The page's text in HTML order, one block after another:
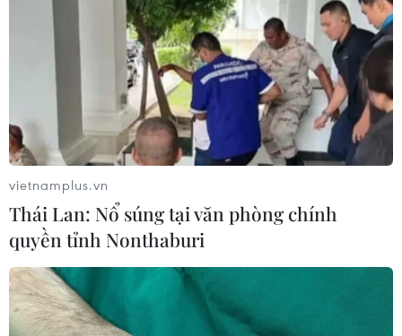
vietnamplus.vn
Thái Lan: Nổ súng tại văn phòng chính
quyền tỉnh Nonthaburi